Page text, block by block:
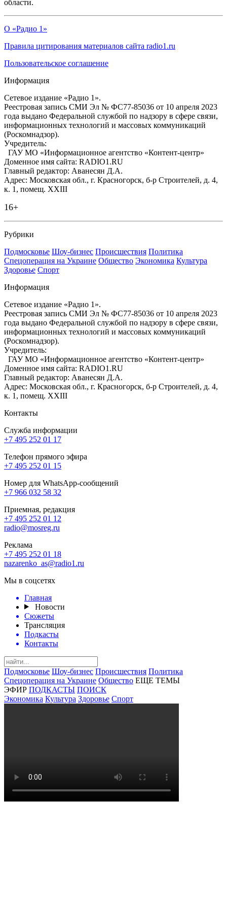
области.
О «Радио 1»
Правила цитирования материалов сайта radio1.ru
Пользовательское соглашение
Информация
Сетевое издание «Радио 1».
Реестровая запись СМИ Эл № ФС77-85036 от 10 апреля 2023
года выдано Федеральной службой по надзору в сфере связи,
информационных технологий и массовых коммуникаций
(Роскомнадзор).
Учредитель:
ГАУ МО «Информационное агентство «Контент-центр»
Доменное имя сайта: RADIO1.RU
Главный редактор: Аванесян Д.А.
Адрес: Московская обл., г. Красногорск, б-р Строителей, д. 4,
к. 1, помещ. XXIII
16+
Рубрики
Подмосковье Шоу-бизнес Происшествия Политика
Спецоперация на Украине Общество Экономика Культура
Здоровье Спорт
Информация
Сетевое издание «Радио 1».
Реестровая запись СМИ Эл № ФС77-85036 от 10 апреля 2023
года выдано Федеральной службой по надзору в сфере связи,
информационных технологий и массовых коммуникаций
(Роскомнадзор).
Учредитель:
ГАУ МО «Информационное агентство «Контент-центр»
Доменное имя сайта: RADIO1.RU
Главный редактор: Аванесян Д.А.
Адрес: Московская обл., г. Красногорск, б-р Строителей, д. 4,
к. 1, помещ. XXIII
Контакты
Служба информации
+7 495 252 01 17
Телефон прямого эфира
+7 495 252 01 15
Номер для WhatsApp-сообщений
+7 966 032 58 32
Приемная, редакция
+7 495 252 01 12
radio@mosreg.ru
Реклама
+7 495 252 01 18
nazarenko_as@radio1.ru
Мы в соцсетях
Главная
Новости
Сюжеты
Трансляция
Подкасты
Контакты
Подмосковье Шоу-бизнес Происшествия Политика
Спецоперация на Украине Общество ЕЩЕ ТЕМЫ
ЭФИР ПОДКАСТЫ ПОИСК
Экономика Культура Здоровье Спорт